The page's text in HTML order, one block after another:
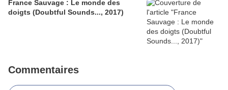
France Sauvage : Le monde des
doigts (Doubtful Sounds..., 2017)
Commentaires